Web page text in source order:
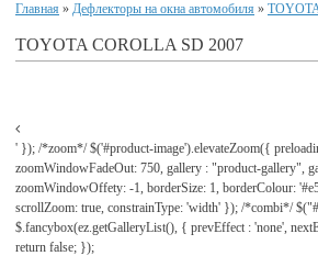
Главная » Дефлекторы на окна автомобиля »
TOYOTA COROLLA SD 2007
' }); /*zoom*/ $('#product-image').elevateZoom({
zoomWindowFadeOut: 750, gallery : "product-gallery",
zoomWindowOffety: -1, borderSize: 1, borderColour:
scrollZoom: true, constrainType: 'width' }); /*combi*/
$.fancybox(ez.getGalleryList(), { prevEffect : 'none',
return false; });